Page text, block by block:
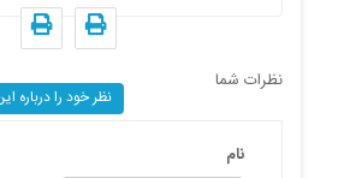
نظرات شما
نام
نظر خود را درباره